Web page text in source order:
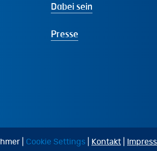
Dabei sein
Presse
| Cookie Settings Kontakt